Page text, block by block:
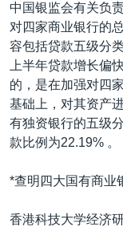
到
检
索
非洲
美洲
全球议题
军事
劳工
环境
国会报道
美中关系
美国建国250周年
埃博拉疫情
美国之音专访
台海两岸关系
南中国海争端
VOA今日焦点
中文广播
关注我们
中国银监会有关负
对四家商业银行的
容包括贷款五级分
上半年贷款增长偏
的，是在加强对四
基础上，对其资产
有独资银行的五级
款比例为22.19% 。
*查明四大国有商业
香港科技大学经济